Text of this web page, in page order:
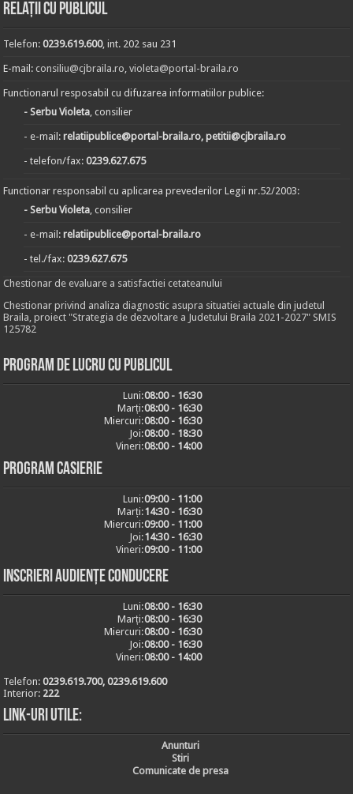
Relații cu publicul
Telefon:0239.619.600, int. 202 sau 231
E-mail:consiliu@cjbraila.ro,violeta@portal-braila.ro
Functionarul resposabil cu difuzarea informatiilor publice:
- Serbu Violeta, consilier
- e-mail:relatiipublice@portal-braila.ro, petitii@cjbraila.ro
- telefon/fax:0239.627.675
Functionar responsabil cu aplicarea prevederilor Legii nr.52/2003:
- Serbu Violeta, consilier
- e-mail:relatiipublice@portal-braila.ro
- tel./fax:0239.627.675
Chestionar de evaluare a satisfactiei cetateanului
Chestionar privind analiza diagnostic asupra situatiei actuale din judetul
Braila, proiect "Strategia de dezvoltare a Judetului Braila 2021-2027" SMIS
125782
Program de lucru cu publicul
Luni:08:00 - 16:30
Marți:08:00 - 16:30
Miercuri:08:00 - 16:30
Joi:08:00 - 18:30
Vineri:08:00 - 14:00
Program casierie
Luni:09:00 - 11:00
Marți:14:30 - 16:30
Miercuri:09:00 - 11:00
Joi:14:30 - 16:30
Vineri:09:00 - 11:00
Inscrieri audiențe conducere
Luni:08:00 - 16:30
Marți:08:00 - 16:30
Miercuri:08:00 - 16:30
Joi:08:00 - 16:30
Vineri:08:00 - 14:00
Telefon:0239.619.700, 0239.619.600
Interior: 222
Link-uri utile:
Anunturi
Stiri
Comunicate de presa